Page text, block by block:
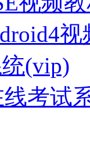
视
(vip)
线考试